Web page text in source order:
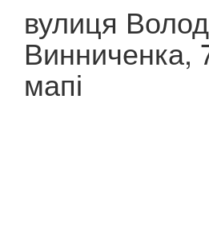
вулиця
Винниченка,
мапі